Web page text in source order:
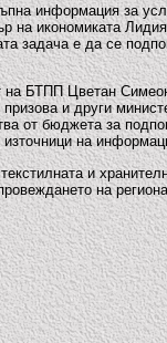
информация за
на икономиката
задача е да се
БТПП Цветан
и други
от бюджета за
на
и
на